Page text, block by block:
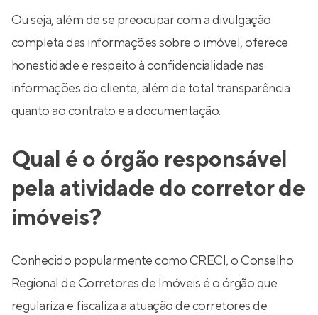
Ou seja, além de se preocupar com a divulgação
completa das informações sobre o imóvel, oferece
honestidade e respeito à confidencialidade nas
informações do cliente, além de total transparência
quanto ao contrato e a documentação.
Qual é o órgão responsável
pela atividade do corretor de
imóveis?
Conhecido popularmente como CRECI, o Conselho
Regional de Corretores de Imóveis é o órgão que
regulariza e fiscaliza a atuação de corretores de